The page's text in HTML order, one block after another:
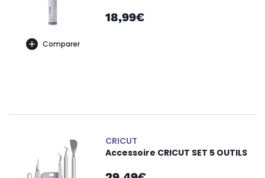
Comparer
18,99€
CRICUT
Accessoire CRICUT SET 5 OUTILS